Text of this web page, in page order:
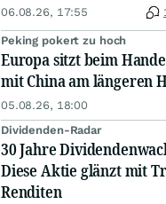
06.08.26, 17:55
Peking pokert zu hoch
Europa sitzt beim
mit China am längeren
05.08.26, 18:00
Dividenden-Radar
30 Jahre
Diese Aktie glänzt mit
Renditen